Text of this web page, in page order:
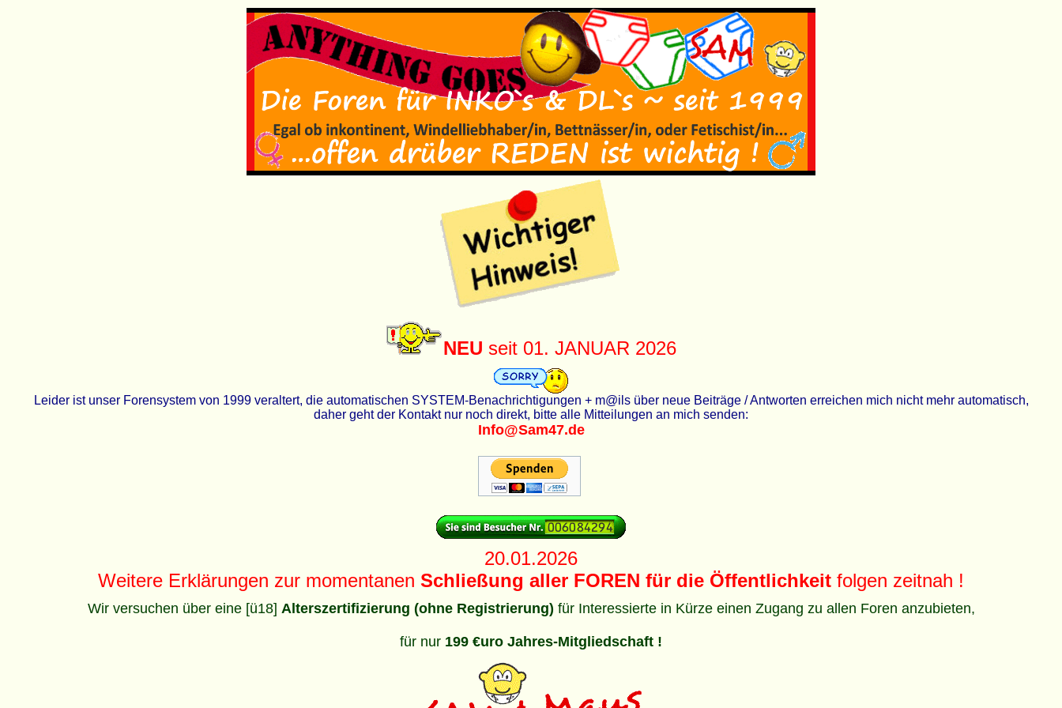
NEU seit 01. JANUAR 2026
Leider ist unser Forensystem von 1999 veraltert, die automatischen SYSTEM-Benachrichtigungen + m@ils über neue Beiträge / Antworten erreichen mich nicht mehr automatisch,
daher geht der Kontakt nur noch direkt, bitte alle Mitteilungen an mich senden:
Info@Sam47.de
20.01.2026
Weitere Erklärungen zur momentanen Schließung aller FOREN für die Öffentlichkeit folgen zeitnah !
Wir versuchen über eine [ü18] Alterszertifizierung (ohne Registrierung) für Interessierte in Kürze einen Zugang zu allen Foren anzubieten,
für nur 199 €uro Jahres-Mitgliedschaft !